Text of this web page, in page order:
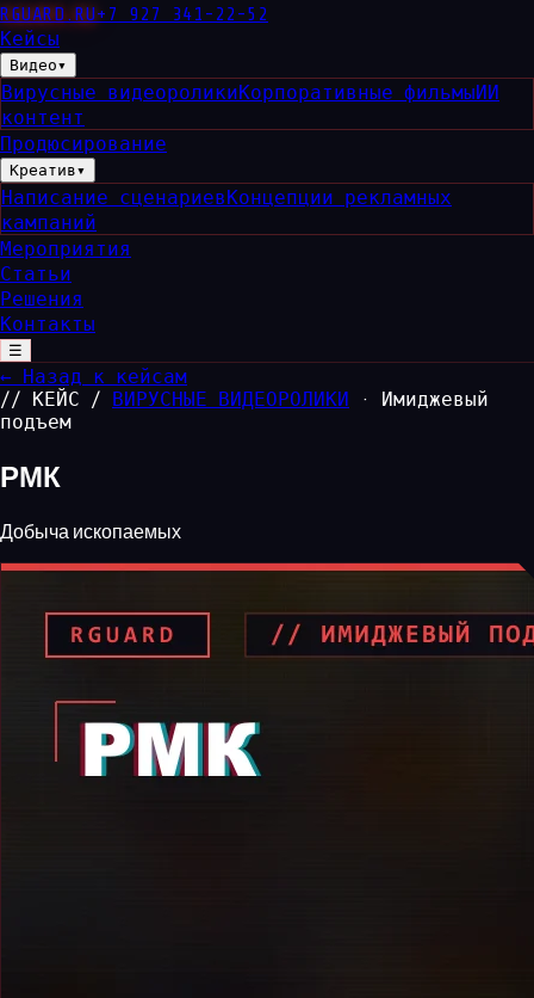
RGUARD .RU+7 927 341-22-52
Кейсы
Видео▾
Вирусные видеороликиКорпоративные фильмыИИ
контент
Продюсирование
Креатив▾
Написание сценариев Концепции рекламных
кампаний
Мероприятия
Статьи
Решения
Контакты
☰
← Назад к кейсам
// КЕЙС /
ВИРУСНЫЕ ВИДЕОРОЛИКИ
· Имиджевый
подъем
РМК
Добыча ископаемых